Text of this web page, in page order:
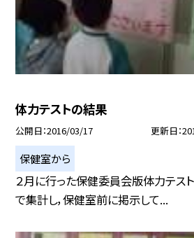
体力テストの結果
公開日 2016/03/17 更新日
保健室から
２月に行った保健委員会版体力テス
で集計し，保健室前に掲示して...